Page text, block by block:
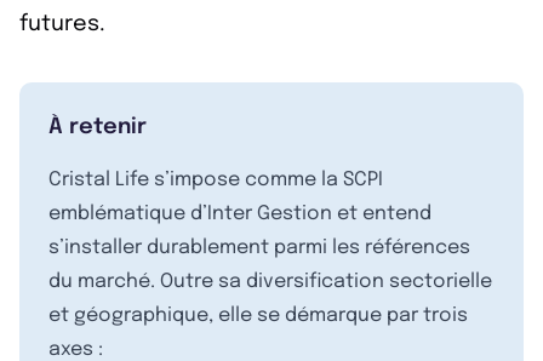
futures.
À retenir
Cristal Life s’impose comme la SCPI
emblématique d’Inter Gestion et entend
s’installer durablement parmi les références
du marché. Outre sa diversification sectorielle
et géographique, elle se démarque par trois
axes :